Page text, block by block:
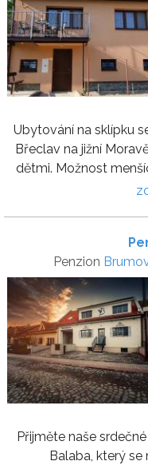
Ubytování na sklípku
Břeclav na jižní
dětmi. Možnost
Penzion
Přijměte naše
Balaba, který